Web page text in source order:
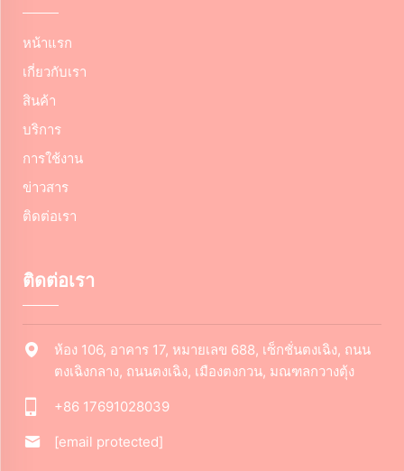
หน้าแรก
เกี่ยวกับเรา
สินค้า
บริการ
การใช้งาน
ข่าวสาร
ติดต่อเรา
ติดต่อเรา
ห้อง 106, อาคาร 17, หมายเลข 688, เซ็กชั่นตงเฉิง, ถนน
ตงเฉิงกลาง, ถนนตงเฉิง, เมืองตงกวน, มณฑลกวางตุ้ง
+86 17691028039
[email protected]